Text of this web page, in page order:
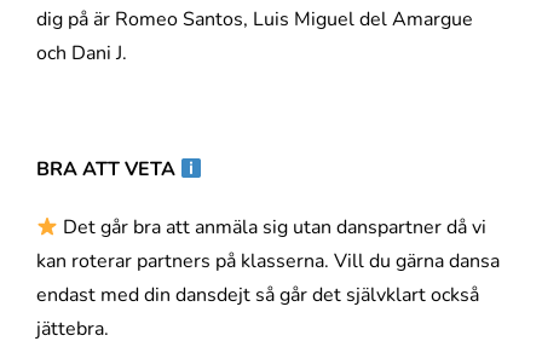
dig på är Romeo Santos, Luis Miguel del Amargue
och Dani J.
BRA ATT VETA
Det går bra att anmäla sig utan danspartner då vi
kan roterar partners på klasserna. Vill du gärna dansa
endast med din dansdejt så går det självklart också
jättebra.